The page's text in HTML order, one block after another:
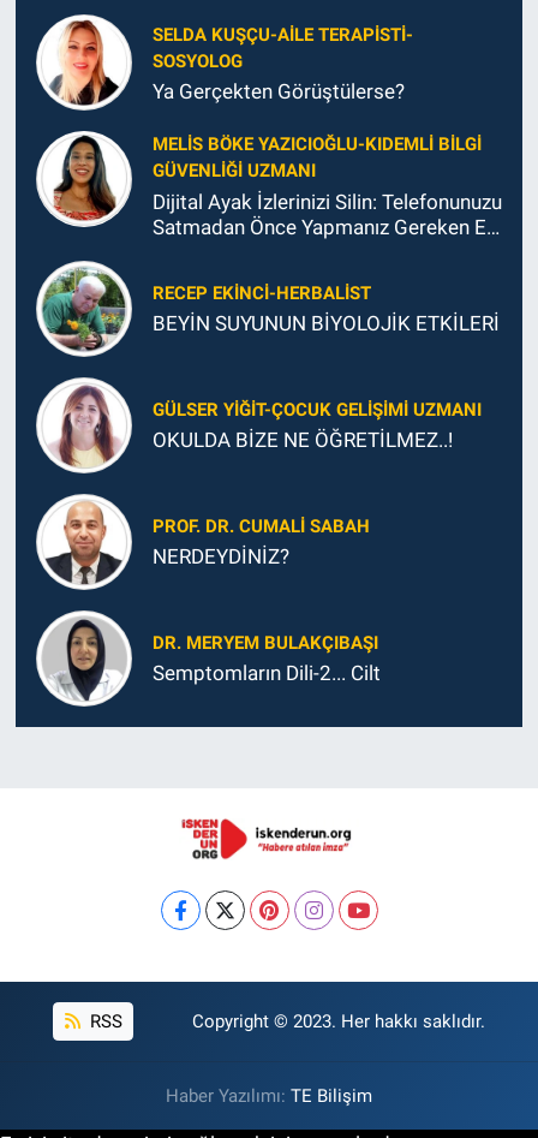
SELDA KUŞÇU-AILE TERAPISTI-
SOSYOLOG
Ya Gerçekten Görüştülerse?
MELIS BÖKE YAZICIOĞLU-KIDEMLI BILGI
GÜVENLIĞI UZMANI
Dijital Ayak İzlerinizi Silin: Telefonunuzu
Satmadan Önce Yapmanız Gereken En
RECEP EKINCI-HERBALIST
BEYİN SUYUNUN BİYOLOJİK ETKİLERİ
GÜLSER YIĞIT-ÇOCUK GELIŞIMI UZMANI
OKULDA BİZE NE ÖĞRETİLMEZ..!
PROF. DR. CUMALI SABAH
NERDEYDİNİZ?
DR. MERYEM BULAKÇIBAŞI
Semptomların Dili-2... Cilt
RSS Copyright © 2023. Her hakkı saklıdır.
Haber Yazılımı: TE Bilişim